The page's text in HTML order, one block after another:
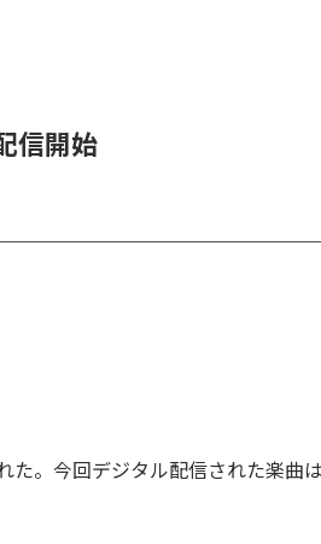
信開始
た。今回デジタル配信された楽曲は